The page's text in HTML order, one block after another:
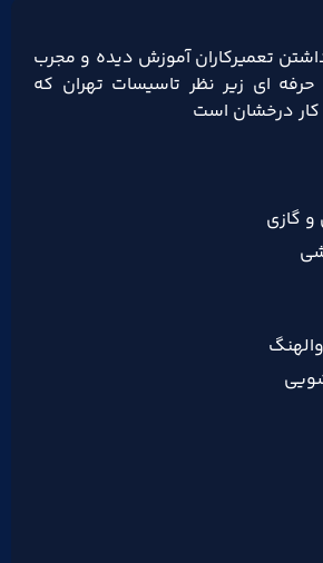
تعمیرکاران آموزش دیده و مجرب
ای زیر نظر تاسیسات تهران که
و گازی